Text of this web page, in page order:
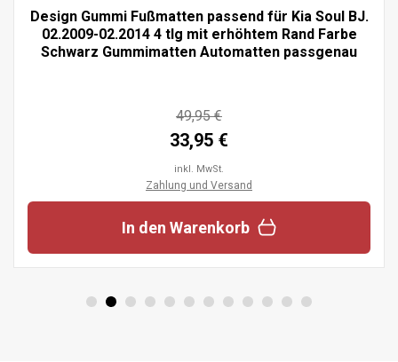
Design Gummi Fußmatten passend für Kia Soul BJ.
02.2009-02.2014 4 tlg mit erhöhtem Rand Farbe
Schwarz Gummimatten Automatten passgenau
49,95 €
33,95 €
inkl. MwSt.
Zahlung und Versand
In den Warenkorb